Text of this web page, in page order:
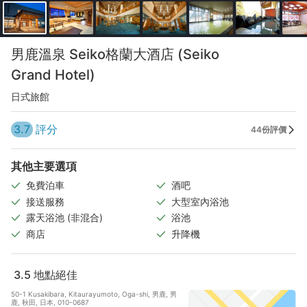
男鹿溫泉 Seiko格蘭大酒店 (Seiko
Grand Hotel)
日式旅館
3.7 評分 44份評價
其他主要選項
免費泊車
酒吧
接送服務
大型室內浴池
露天浴池 (非混合)
浴池
商店
升降機
3.5 地點絕佳
50-1 Kusakibara, Kitaurayumoto, Oga-shi, 男鹿, 男
鹿, 秋田, 日本, 010-0687